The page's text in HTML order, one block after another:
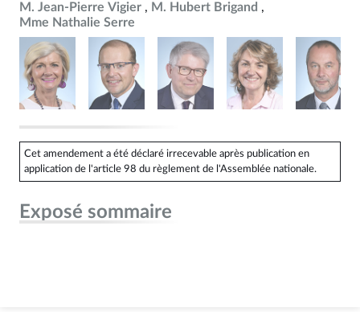
M. Jean-Pierre Vigier
M. Hubert Brigand
Mme Nathalie Serre
Cet amendement a été déclaré irrecevable après publication en
application de l'article 98 du règlement de l'Assemblée nationale.
Exposé sommaire